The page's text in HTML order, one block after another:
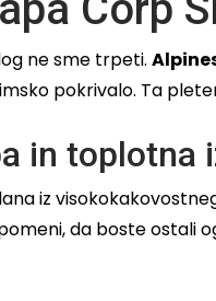
ne sme trpeti.
pokrivalo. Ta
in toplotna
iz
da boste ostali